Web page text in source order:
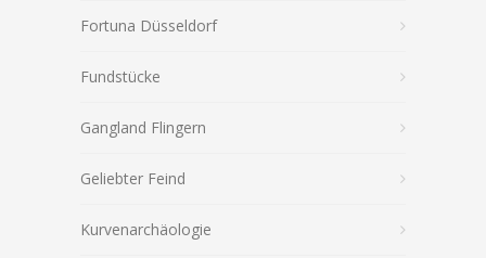
Fortuna Düsseldorf
Fundstücke
Gangland Flingern
Geliebter Feind
Kurvenarchäologie